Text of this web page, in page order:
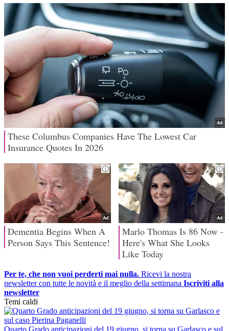
Per te, che non vuoi perderti mai nulla. Ricevi la nostra
newsletter con tutte le novità e il meglio della settimana Iscriviti alla
newsletter
Temi caldi
Quarto Grado anticipazioni del 19 giugno, si torna su Garlasco e sul